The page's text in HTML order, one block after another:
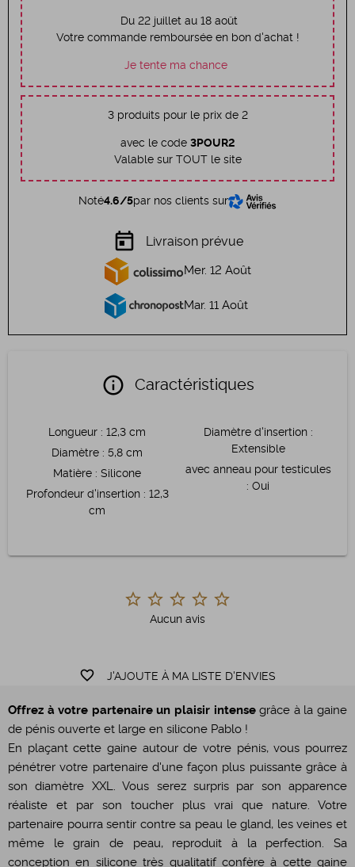
Du 22 juillet au 18 août
Votre commande remboursée en bon d'achat !
Je tente ma chance
3 produits pour le prix de 2
avec le code 3POUR2
Valable sur TOUT le site
Noté4.6/5par nos clients sur
today Livraison prévue
Mer. 12 Août
Mar. 11 Août
Aucun avis
favorite_border J'AJOUTE À MA LISTE D'ENVIES
info Caractéristiques
Longueur : 12,3 cm
Diamètre : 5,8 cm
Matière : Silicone
Profondeur d'insertion: 12,3
cm
Diamètre d'insertion:
Extensible
avec anneau pour testicules
: Oui
Offrez à votre partenaire un plaisir intensegrâce à la gaine
de pénis ouverte et large en silicone Pablo !
En plaçant cette gaine autour de votre pénis, vous pourrez
pénétrer votre partenaire d'une façon plus puissante grâce à
son diamètre XXL. Vous serez surpris par son apparence
réaliste et par son toucher plus vrai que nature. Votre
partenaire pourra sentir contre sa peau le gland, les veines et
même le grain de peau, reproduit à la perfection. Sa
conception en silicone très qualitatif confère à cette gaine